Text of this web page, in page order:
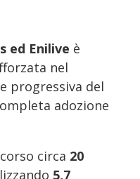
ed Enilive è
nel
progressiva del
adozione
circa 20
5,7